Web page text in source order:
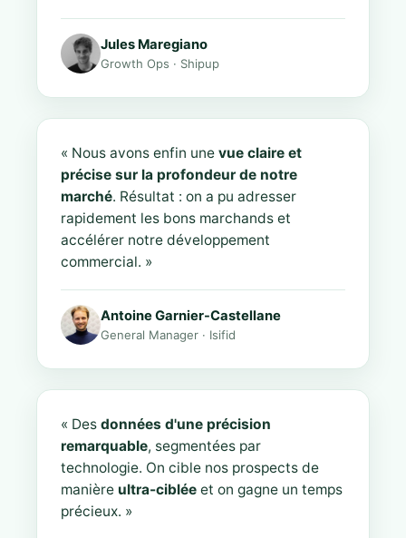
Jules Maregiano
Growth Ops · Shipup
« Nous avons enfin une vue claire et
précise sur la profondeur de notre
marché. Résultat : on a pu adresser
rapidement les bons marchands et
accélérer notre développement
commercial. »
Antoine Garnier-Castellane
General Manager · Isifid
« Des données d'une précision
remarquable, segmentées par
technologie. On cible nos prospects de
manière ultra-ciblée et on gagne un temps
précieux. »